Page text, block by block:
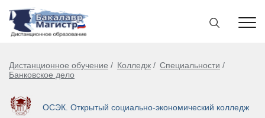
Дистанционное обучение Колледж
Специальности
Банковское дело
ОСЭК. Открытый социально-экономический колледж